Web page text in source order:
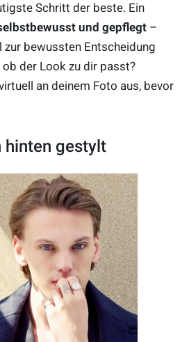
Schritt der beste. Ein
und gepflegt –
zur bewussten Entscheidung
der Look zu dir passt?
an deinem Foto aus, bevor
hinten gestylt